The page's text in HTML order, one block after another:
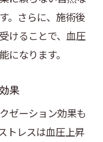
。さらに、施術後
けることで、血圧
になります。
果
ゼーション効果も
トレスは血圧上昇